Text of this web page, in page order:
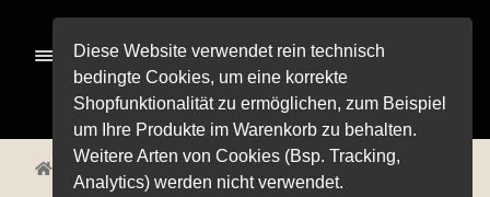
Navigation
springen
Inhalt
springen
Menü
Alle Pro­duk­te
Pre­mi­um-Wei­ne
Start Alle Produkte Rotweine Schwarzriesling
Diese Website verwendet rein technisch
bedingte Cookies, um eine korrekte
Shopfunktionalität zu ermöglichen, zum Beispiel
um Ihre Produkte im Warenkorb zu behalten.
Weitere Arten von Cookies (Bsp. Tracking,
Analytics) werden nicht verwendet.